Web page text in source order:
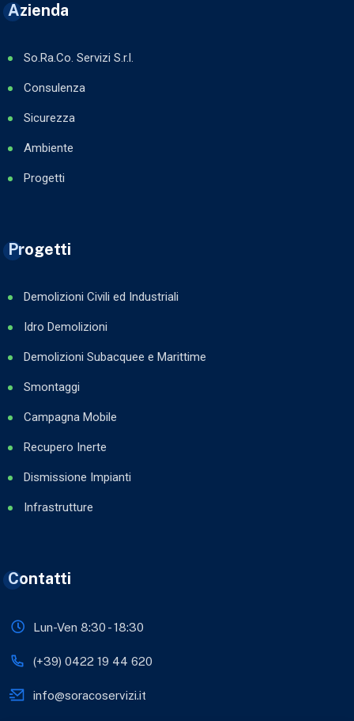
Azienda
So.Ra.Co. Servizi S.r.l.
Consulenza
Sicurezza
Ambiente
Progetti
Progetti
Demolizioni Civili ed Industriali
Idro Demolizioni
Demolizioni Subacquee e Marittime
Smontaggi
Campagna Mobile
Recupero Inerte
Dismissione Impianti
Infrastrutture
Contatti
Lun-Ven 8:30 - 18:30
(+39) 0422 19 44 620
info@soracoservizi.it